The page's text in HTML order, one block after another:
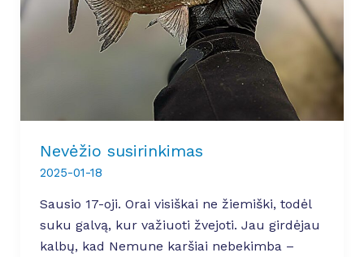
Nevėžio susirinkimas
2025-01-18
Sausio 17-oji. Orai visiškai ne žiemiški, todėl
suku galvą, kur važiuoti žvejoti. Jau girdėjau
kalbų, kad Nemune karšiai nebekimba –